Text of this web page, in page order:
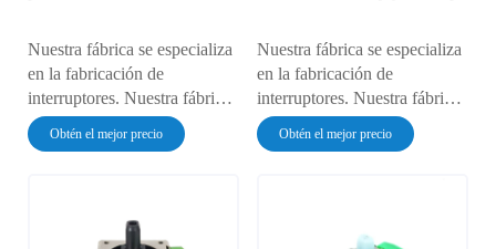
Nuestra fábrica se especializa
en la fabricación de
interruptores. Nuestra fábrica
ofrece precios muy
competitivos y una calidad
Obtén el mejor precio
Nuestra fábrica se especializa
en la fabricación de
interruptores. Nuestra fábrica
ofrece precios muy
competitivos y una calidad
Obtén el mejor precio